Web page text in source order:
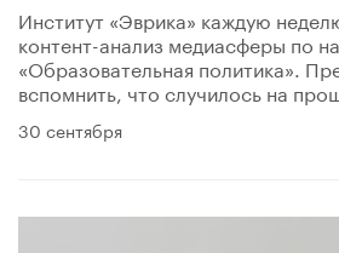
Институт «Эврика» каждую
контент-анализ медиасферы по
«Образовательная политика».
вспомнить, что случилось на
30 сентября